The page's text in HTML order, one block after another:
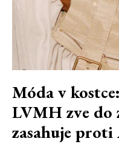
Móda v
LVMH zve do
zasahuje proti